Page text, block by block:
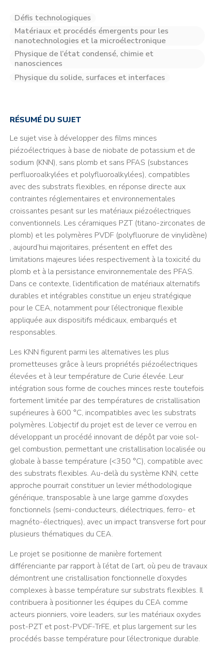
Défis technologiques
Matériaux et procédés émergents pour les
nanotechnologies et la microélectronique
Physique de l’état condensé, chimie et
nanosciences
Physique du solide, surfaces et interfaces
RÉSUMÉ DU SUJET
Le sujet vise à développer des films minces
piézoélectriques à base de niobate de potassium et de
sodium (KNN), sans plomb et sans PFAS (substances
perfluoroalkylées et polyfluoroalkylées), compatibles
avec des substrats flexibles, en réponse directe aux
contraintes réglementaires et environnementales
croissantes pesant sur les matériaux piézoélectriques
conventionnels. Les céramiques PZT (titano-zirconates de
plomb) et les polymères PVDF (polyfluorure de vinylidène)
, aujourd’hui majoritaires, présentent en effet des
limitations majeures liées respectivement à la toxicité du
plomb et à la persistance environnementale des PFAS.
Dans ce contexte, l’identification de matériaux alternatifs
durables et intégrables constitue un enjeu stratégique
pour le CEA, notamment pour l’électronique flexible
appliquée aux dispositifs médicaux, embarqués et
responsables.
Les KNN figurent parmi les alternatives les plus
prometteuses grâce à leurs propriétés piézoélectriques
élevées et à leur température de Curie élevée. Leur
intégration sous forme de couches minces reste toutefois
fortement limitée par des températures de cristallisation
supérieures à 600 °C, incompatibles avec les substrats
polymères. L’objectif du projet est de lever ce verrou en
développant un procédé innovant de dépôt par voie sol-
gel combustion, permettant une cristallisation localisée ou
globale à basse température (<350 °C), compatible avec
des substrats flexibles. Au-delà du système KNN, cette
approche pourrait constituer un levier méthodologique
générique, transposable à une large gamme d’oxydes
fonctionnels (semi-conducteurs, diélectriques, ferro- et
magnéto-électriques), avec un impact transverse fort pour
plusieurs thématiques du CEA.
Le projet se positionne de manière fortement
différenciante par rapport à l’état de l’art, où peu de travaux
démontrent une cristallisation fonctionnelle d’oxydes
complexes à basse température sur substrats flexibles. Il
contribuera à positionner les équipes du CEA comme
acteurs pionniers, voire leaders, sur les matériaux oxydes
post-PZT et post-PVDF-TrFE, et plus largement sur les
procédés basse température pour l’électronique durable.